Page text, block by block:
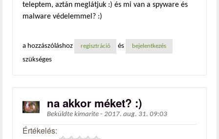
teleptem, aztán meglátjuk :) és mi van a spyware és
malware védelemmel? :)
a hozzászóláshoz regisztráció és bejelentkezés
szükséges
na akkor méket? :)
Beküldte kimarite - 2017. aug. 31. 09:03
Értékelés: